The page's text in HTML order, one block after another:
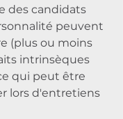
des candidats
peuvent
(plus ou moins
intrinsèques
qui peut être
lors d'entretiens